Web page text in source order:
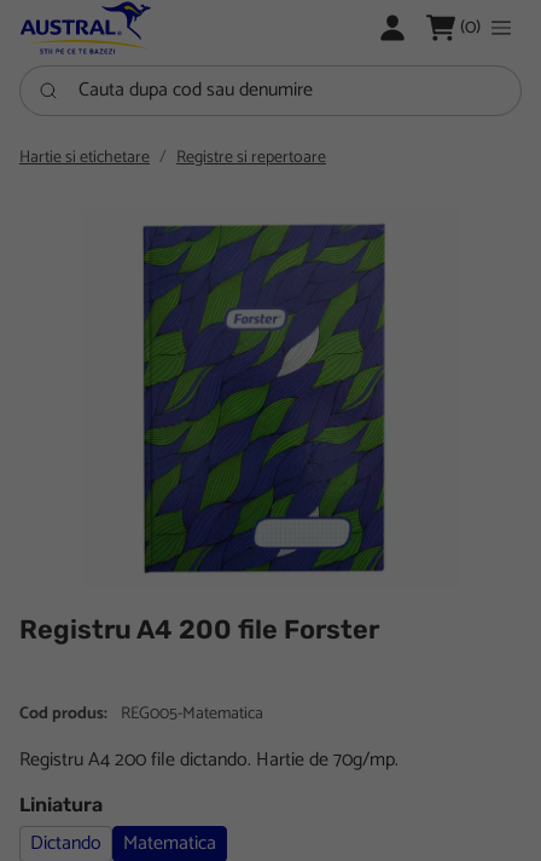
LOGARE (0)
Cauta dupa cod sau denumire
Hartie si etichetare Registre si repertoare
Registru A4 200 file Forster
Cod produs: REG005-Matematica
Registru A4 200 file dictando. Hartie de 70g/mp.
Liniatura
Dictando Matematica